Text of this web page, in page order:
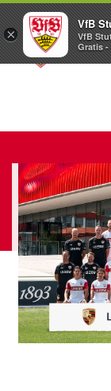
×
VfB
VfB
Gratis -